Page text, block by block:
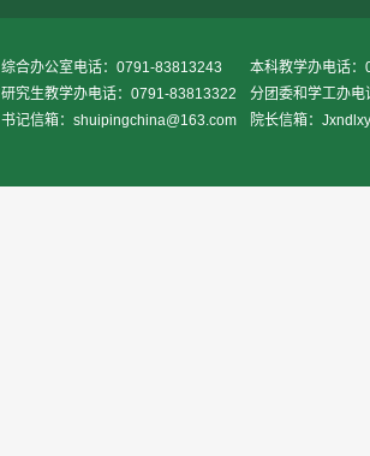
综合办公室电话：0791-83813243
本科教学办电话
研究生教学办电话：0791-83813322
分团委和学工办
书记信箱：shuipingchina@163.com
院长信箱：